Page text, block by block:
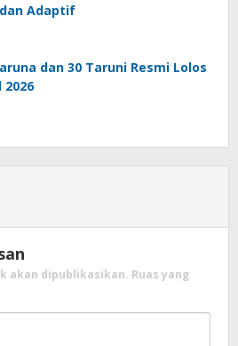
Adaptif
dan 30 Taruni Resmi Lolos
2026
akan dipublikasikan. Ruas yang